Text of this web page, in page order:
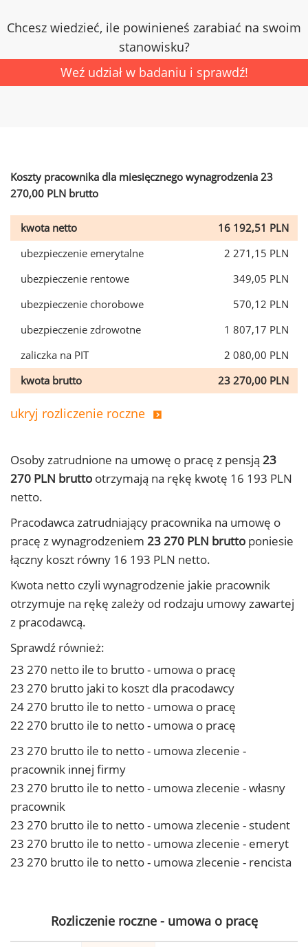
Chcesz wiedzieć, ile powinieneś zarabiać na swoim
stanowisku?
Weź udział w badaniu i sprawdź!
Koszty pracownika dla miesięcznego wynagrodzenia 23
270,00 PLN brutto
kwota netto
16 192,51 PLN
ubezpieczenie emerytalne
2 271,15 PLN
ubezpieczenie rentowe
349,05 PLN
ubezpieczenie chorobowe
570,12 PLN
ubezpieczenie zdrowotne
1 807,17 PLN
zaliczka na PIT
2 080,00 PLN
kwota brutto
23 270,00 PLN
ukryj rozliczenie roczne
Osoby zatrudnione na umowę o pracę z pensją 23
270 PLN brutto otrzymają na rękę kwotę 16 193 PLN
netto.
Pracodawca zatrudniający pracownika na umowę o
pracę z wynagrodzeniem 23 270 PLN brutto poniesie
łączny koszt równy 16 193 PLN netto.
Kwota netto czyli wynagrodzenie jakie pracownik
otrzymuje na rękę zależy od rodzaju umowy zawartej
z pracodawcą.
Sprawdź również:
23 270 netto ile to brutto - umowa o pracę
23 270 brutto jaki to koszt dla pracodawcy
24 270 brutto ile to netto - umowa o pracę
22 270 brutto ile to netto - umowa o pracę
23 270 brutto ile to netto - umowa zlecenie -
pracownik innej firmy
23 270 brutto ile to netto - umowa zlecenie - własny
pracownik
23 270 brutto ile to netto - umowa zlecenie - student
23 270 brutto ile to netto - umowa zlecenie - emeryt
23 270 brutto ile to netto - umowa zlecenie - rencista
Rozliczenie roczne - umowa o pracę